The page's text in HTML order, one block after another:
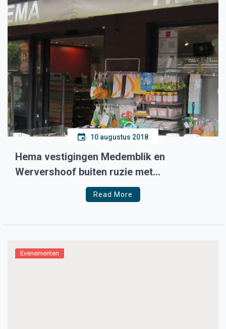
10 augustus 2018
Hema vestigingen Medemblik en
Wervershoof buiten ruzie met
hoofdkantoor Hema
Read More
Evenementen